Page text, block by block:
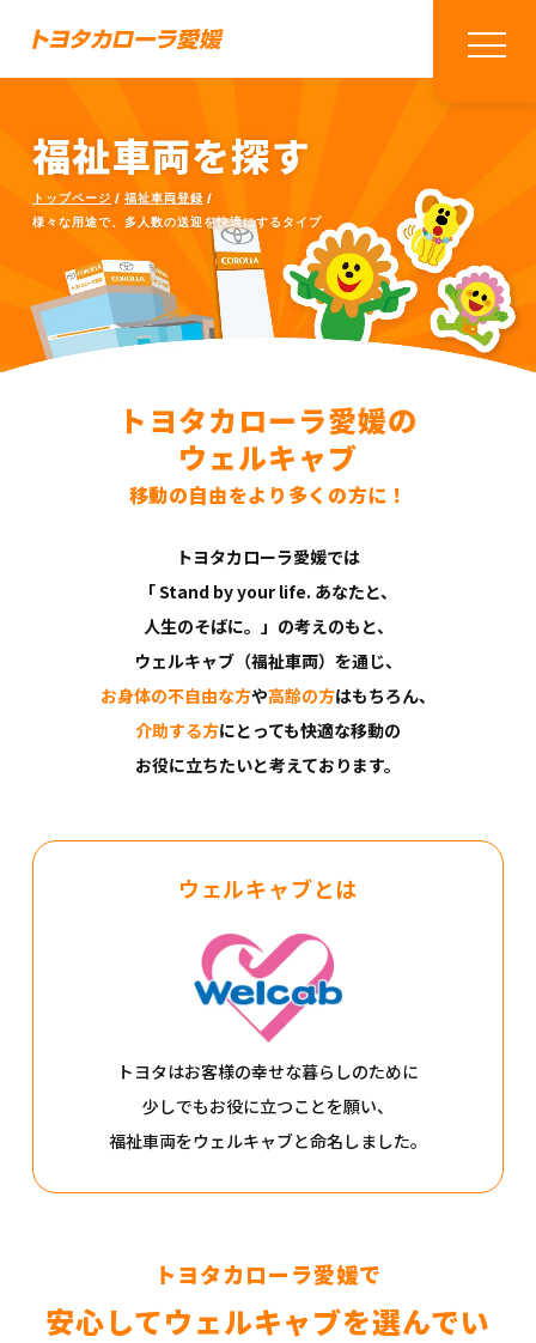
福祉車両を探す
トップページ
福祉車両登録
様々な用途で、多人数の送迎を快適にするタイプ
トヨタカローラ愛媛の
ウェルキャブ
移動の自由をより多くの方に！
トヨタカローラ愛媛では
「 Stand by your life. あなたと、
人生のそばに。」の考えのもと、
ウェルキャブ（福祉車両）を通じ、
お身体の不自由な方や高齢の方はもちろん、
介助する方にとっても快適な移動の
お役に立ちたいと考えております。
ウェルキャブとは
トヨタはお客様の幸せな暮らしのために
少しでもお役に立つことを願い、
福祉車両をウェルキャブと命名しました。
トヨタカローラ愛媛で
安心してウェルキャブを選んでい